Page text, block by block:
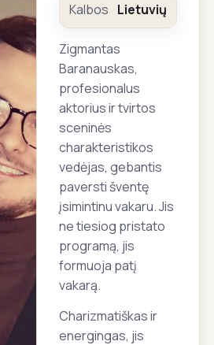
Kalbos Lietuvių
Zigmantas
Baranauskas,
profesionalus
aktorius ir tvirtos
sceninės
charakteristikos
vedėjas, gebantis
paversti šventę
įsimintinu vakaru. Jis
ne tiesiog pristato
programą, jis
formuoja patį
vakarą.
Charizmatiškas ir
energingas, jis